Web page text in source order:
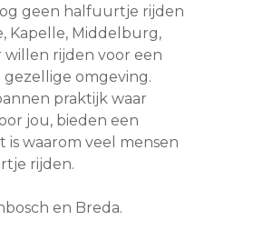
geen halfuurtje rijden
Kapelle, Middelburg,
willen rijden voor een
omgeving.
praktijk waar
jou, bieden een
is waarom veel mensen
rijden.
en Breda.